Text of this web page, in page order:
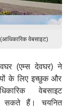
(आधिकारिक वेबसाइट)
(एम्स देवघर) ने
के लिए इच्छुक और
वेबसाइट
सकते हैं। चयनित